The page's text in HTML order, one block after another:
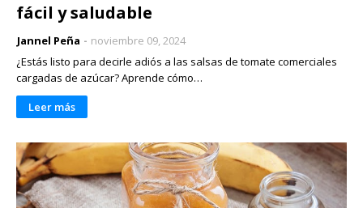
fácil y saludable
Jannel Peña
noviembre 09, 2024
¿Estás listo para decirle adiós a las salsas de tomate comerciales
cargadas de azúcar? Aprende cómo…
Leer más